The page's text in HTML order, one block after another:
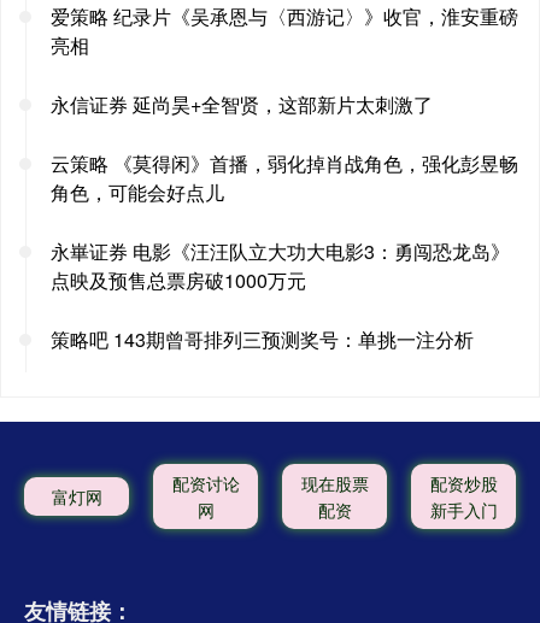
爱策略 纪录片《吴承恩与〈西游记〉》收官，淮安重磅
亮相
永信证券 延尚昊+全智贤，这部新片太刺激了
云策略 《莫得闲》首播，弱化掉肖战角色，强化彭昱畅
角色，可能会好点儿
永崋证券 电影《汪汪队立大功大电影3：勇闯恐龙岛》
点映及预售总票房破1000万元
策略吧 143期曾哥排列三预测奖号：单挑一注分析
富灯网
配资讨论
网
现在股票
配资
配资炒股
新手入门
友情链接：